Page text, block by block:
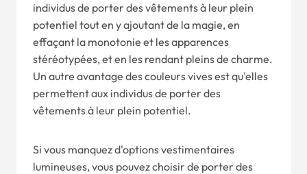
individus de porter des vêtements à leur plein
potentiel tout en y ajoutant de la magie, en
effaçant la monotonie et les apparences
stéréotypées, et en les rendant pleins de charme.
Un autre avantage des couleurs vives est qu'elles
permettent aux individus de porter des
vêtements à leur plein potentiel.
Si vous manquez d'options vestimentaires
lumineuses, vous pouvez choisir de porter des